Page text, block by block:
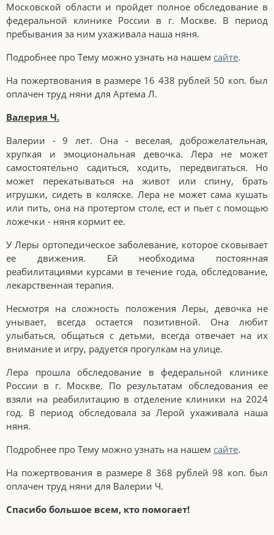
Московской области и пройдет полное обследование в
федеральной клинике России в г. Москве. В период
пребывания за ним ухаживала наша няня.
Подробнее про Тему можно узнать на нашем сайте.
На пожертвования в размере 16 438 рублей 50 коп. был
оплачен труд няни для Артема Л.
Валерия Ч.
Валерии - 9 лет. Она - веселая, доброжелательная,
хрупкая и эмоциональная девочка. Лера не может
самостоятельно садиться, ходить, передвигаться. Но
может перекатываться на живот или спину, брать
игрушки, сидеть в коляске. Лера не может сама кушать
или пить, она на протертом столе, ест и пьет с помощью
ложечки - няня кормит ее.
У Леры ортопедическое заболевание, которое сковывает
ее движения. Ей необходима постоянная
реабилитациями курсами в течение года, обследование,
лекарственная терапия.
Несмотря на сложность положения Леры, девочка не
унывает, всегда остается позитивной. Она любит
улыбаться, общаться с детьми, всегда отвечает на их
внимание и игру, радуется прогулкам на улице.
Лера прошла обследование в федеральной клинике
России в г. Москве. По результатам обследования ее
взяли на реабилитацию в отделение клиники на 2024
год. В период обследовала за Лерой ухаживала наша
няня.
Подробнее про Тему можно узнать на нашем сайте.
На пожертвования в размере 8 368 рублей 98 коп. был
оплачен труд няни для Валерии Ч.
Спасибо большое всем, кто помогает!